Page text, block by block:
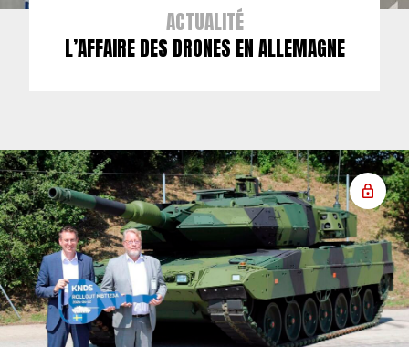
ACTUALITÉ
L’AFFAIRE DES DRONES EN ALLEMAGNE